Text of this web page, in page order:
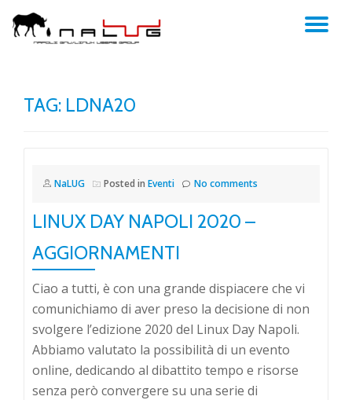
Skip
TAG: LDNA20
NaLUG Posted in Eventi No comments
LINUX DAY NAPOLI 2020 –
AGGIORNAMENTI
Ciao a tutti, è con una grande dispiacere che vi
comunichiamo di aver preso la decisione di non
svolgere l’edizione 2020 del Linux Day Napoli.
Abbiamo valutato la possibilità di un evento
online, dedicando al dibattito tempo e risorse
senza però convergere su una serie di